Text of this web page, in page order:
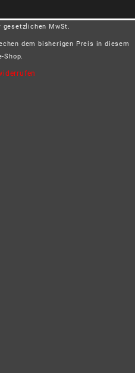
MwSt.
dem bisherigen Preis in diesem
Shop.